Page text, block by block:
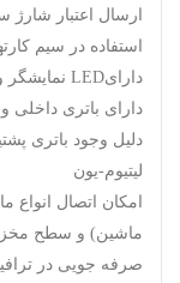
ارسال اعتبار
استفاده در سیم
دارایLED نمایشگر وضعیت آنتن دهی GPS و GSM
دارای باتری
دلیل وجود باتری
لیتیوم-یون
امکان اتصال انواع
ماشین) و سطح